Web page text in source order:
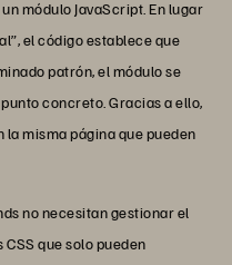
módulo JavaScript. En lugar
el código establece que
patrón, el módulo se
concreto. Gracias a ello,
misma página que pueden
no necesitan gestionar el
que solo pueden